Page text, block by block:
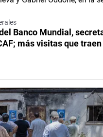
Banco Mundial,
más visitas que